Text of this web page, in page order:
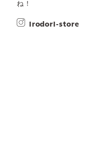
ね！
irodori-store